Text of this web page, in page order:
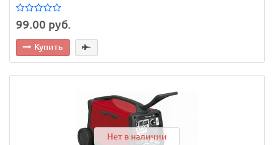
99.00 руб.
Купить
Нет в наличии